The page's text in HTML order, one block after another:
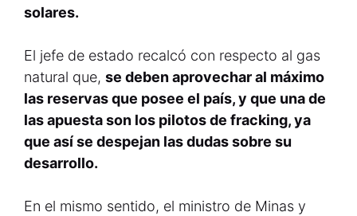
solares.
El jefe de estado recalcó con respecto al gas
natural que, se deben aprovechar al máximo
las reservas que posee el país, y que una de
las apuesta son los pilotos de fracking, ya
que así se despejan las dudas sobre su
desarrollo.
En el mismo sentido, el ministro de Minas y